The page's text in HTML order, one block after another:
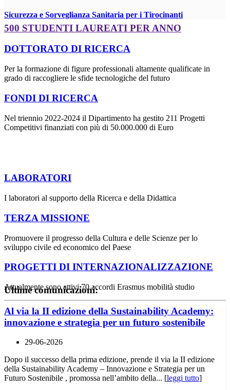
Sicurezza e Sorveglianza Sanitaria per i Tirocinanti
500 STUDENTI LAUREATI PER ANNO
DOTTORATO DI RICERCA
Per la formazione di figure professionali altamente qualificate in
grado di raccogliere le sfide tecnologiche del futuro
FONDI DI RICERCA
Nel triennio 2022-2024 il Dipartimento ha gestito 211 Progetti
Competitivi finanziati con più di 50.000.000 di Euro
LABORATORI
I laboratori al supporto della Ricerca e della Didattica
TERZA MISSIONE
Promuovere il progresso della Cultura e delle Scienze per lo
sviluppo civile ed economico del Paese
PROGETTI DI INTERNAZIONALIZZAZIONE
Attualmente sono attivi 70 accordi Erasmus mobilità studio
Ultime comunicazioni:
Al via la II edizione della Sustainability Academy:
innovazione e strategia per un futuro sostenibile
29-06-2026
Dopo il successo della prima edizione, prende il via la II edizione
della Sustainability Academy – Innovazione e Strategia per un
Futuro Sostenibile , promossa nell’ambito della... [leggi tutto]